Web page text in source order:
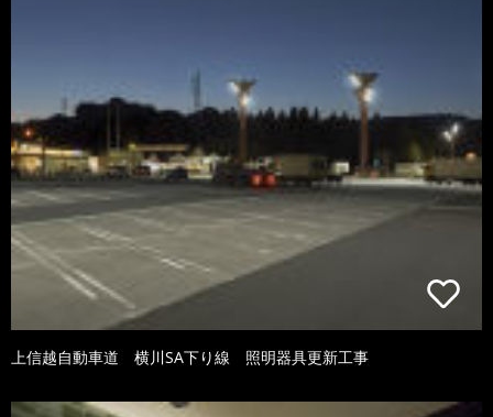
上信越自動車道 横川SA下り線 照明器具更新工事